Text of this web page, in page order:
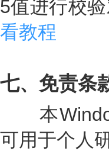
5值进行校
看教程
七、免责条
本
可用于个人